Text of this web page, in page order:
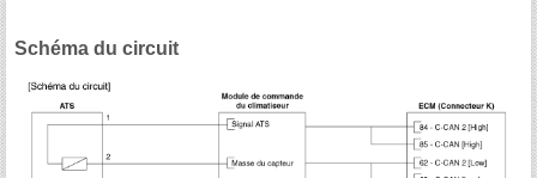
Schéma du circuit